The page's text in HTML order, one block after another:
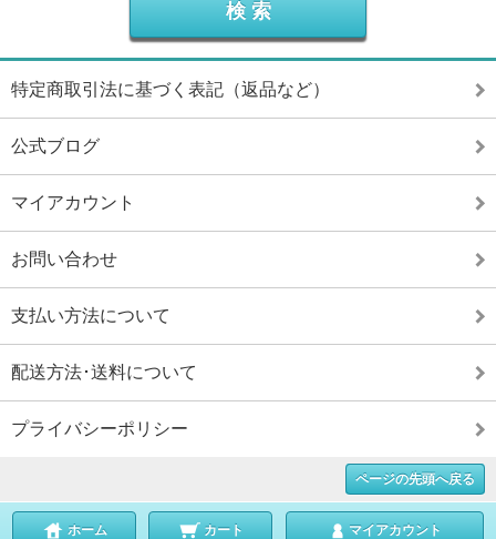
特定商取引法に基づく表記（返品など）
公式ブログ
マイアカウント
お問い合わせ
支払い方法について
配送方法･送料について
プライバシーポリシー
ページの先頭へ戻る
ホーム カート マイアカウント